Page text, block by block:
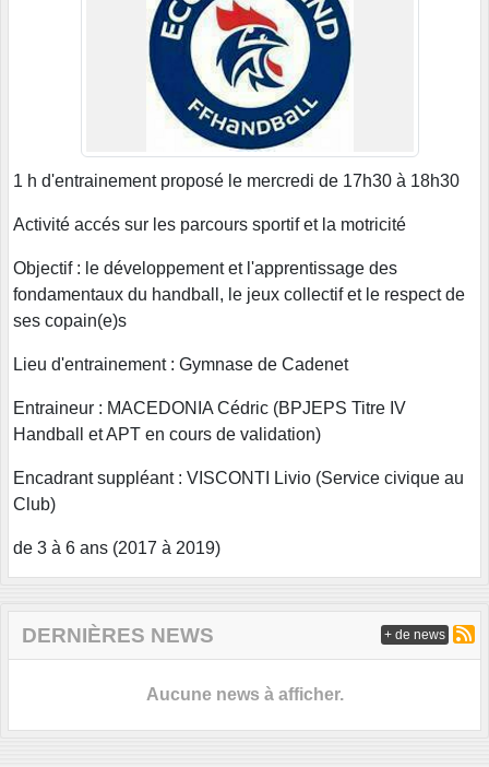
1 h d'entrainement proposé le mercredi de 17h30 à 18h30
Activité accés sur les parcours sportif et la motricité
Objectif : le développement et l'apprentissage des
fondamentaux du handball, le jeux collectif et le respect de
ses copain(e)s
Lieu d'entrainement : Gymnase de Cadenet
Entraineur : MACEDONIA Cédric (BPJEPS Titre IV
Handball et APT en cours de validation)
Encadrant suppléant : VISCONTI Livio (Service civique au
Club)
de 3 à 6 ans (2017 à 2019)
DERNIÈRES NEWS
Aucune news à afficher.
+ de news